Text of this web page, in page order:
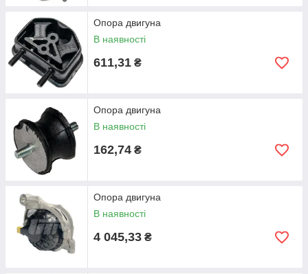
Опора двигуна
В наявності
611,31 ₴
Опора двигуна
В наявності
162,74 ₴
Опора двигуна
В наявності
4 045,33 ₴